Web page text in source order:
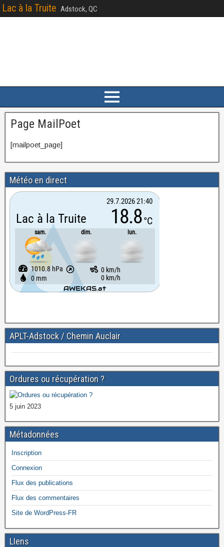
Lac à la Truite Adstock, QC
Page MailPoet
[mailpoet_page]
Météo en direct
APLT-Adstock / Chemin Auclair
Ordures ou récupération ?
5 juin 2023
Métadonnées
Inscription
Connexion
Flux des publications
Flux des commentaires
Site de WordPress-FR
LIens